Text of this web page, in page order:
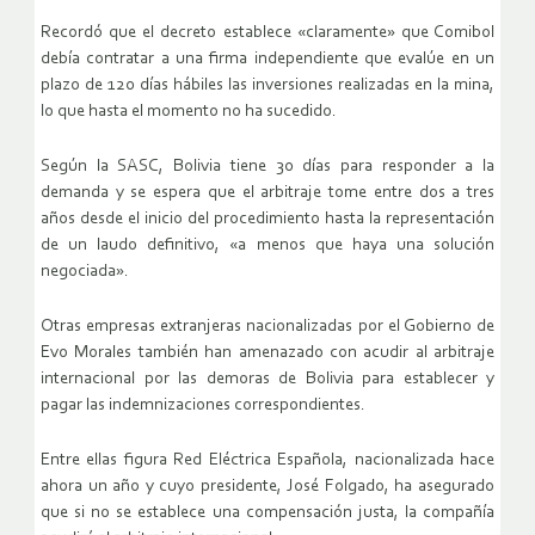
Recordó que el decreto establece «claramente» que Comibol
debía contratar a una firma independiente que evalúe en un
plazo de 120 días hábiles las inversiones realizadas en la mina,
lo que hasta el momento no ha sucedido.
Según la SASC, Bolivia tiene 30 días para responder a la
demanda y se espera que el arbitraje tome entre dos a tres
años desde el inicio del procedimiento hasta la representación
de un laudo definitivo, «a menos que haya una solución
negociada».
Otras empresas extranjeras nacionalizadas por el Gobierno de
Evo Morales también han amenazado con acudir al arbitraje
internacional por las demoras de Bolivia para establecer y
pagar las indemnizaciones correspondientes.
Entre ellas figura Red Eléctrica Española, nacionalizada hace
ahora un año y cuyo presidente, José Folgado, ha asegurado
que si no se establece una compensación justa, la compañía